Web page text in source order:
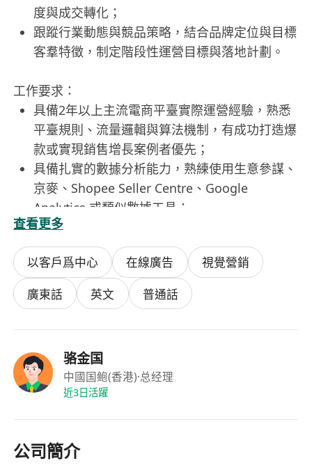
度與成交轉化；
跟蹤行業動態與競品策略，結合品牌定位與目標
客羣特徵，制定階段性運營目標與落地計劃。
工作要求：
具備2年以上主流電商平臺實際運營經驗，熟悉
平臺規則、流量邏輯與算法機制，有成功打造爆
款或實現銷售增長案例者優先；
具備扎實的數據分析能力，熟練使用生意參謀、
京麥、Shopee Seller Centre、Google
Analytics 或類似數據工具；
具備良好的跨部門溝通協調能力與項目推動力，
能獨立統籌多線任務並確保按時高質交付；
對消費者心理與市場趨勢敏感，具備創意策劃能
力，能將營銷概念轉化為可執行的落地方案；
具備基本的圖片審美與文案撰寫能力，能協同設
福利：
具競爭力的月薪及季度績效獎金，薪酬結構透
彈性上班時間安排，支援遠程協作與混合辦公模
式，重視工作與生活平衡；
查看更多
以客戶爲中心 在線廣告
視覺營銷
廣東話
英文 普通話
骆金国
中國国鲍(香港)·总经理
近3日活躍
公司簡介